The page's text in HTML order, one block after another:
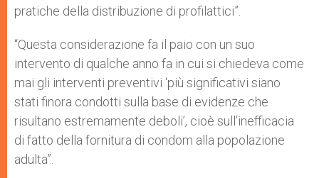
pratiche della distribuzione di profilattici”.
“Questa considerazione fa il paio con un suo
intervento di qualche anno fa in cui si chiedeva come
mai gli interventi preventivi ‘più significativi siano
stati finora condotti sulla base di evidenze che
risultano estremamente deboli’, cioè sull’inefficacia
di fatto della fornitura di condom alla popolazione
adulta”.